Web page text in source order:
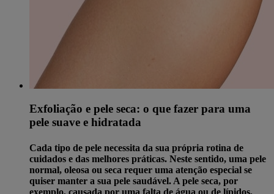
Exfoliação e pele seca: o que fazer para uma
pele suave e hidratada
Cada tipo de pele necessita da sua própria rotina de
cuidados e das melhores práticas. Neste sentido, uma pele
normal, oleosa ou seca requer uma atenção especial se
quiser manter a sua pele saudável. A pele seca, por
exemplo, causada por uma falta de água ou de lípidos,